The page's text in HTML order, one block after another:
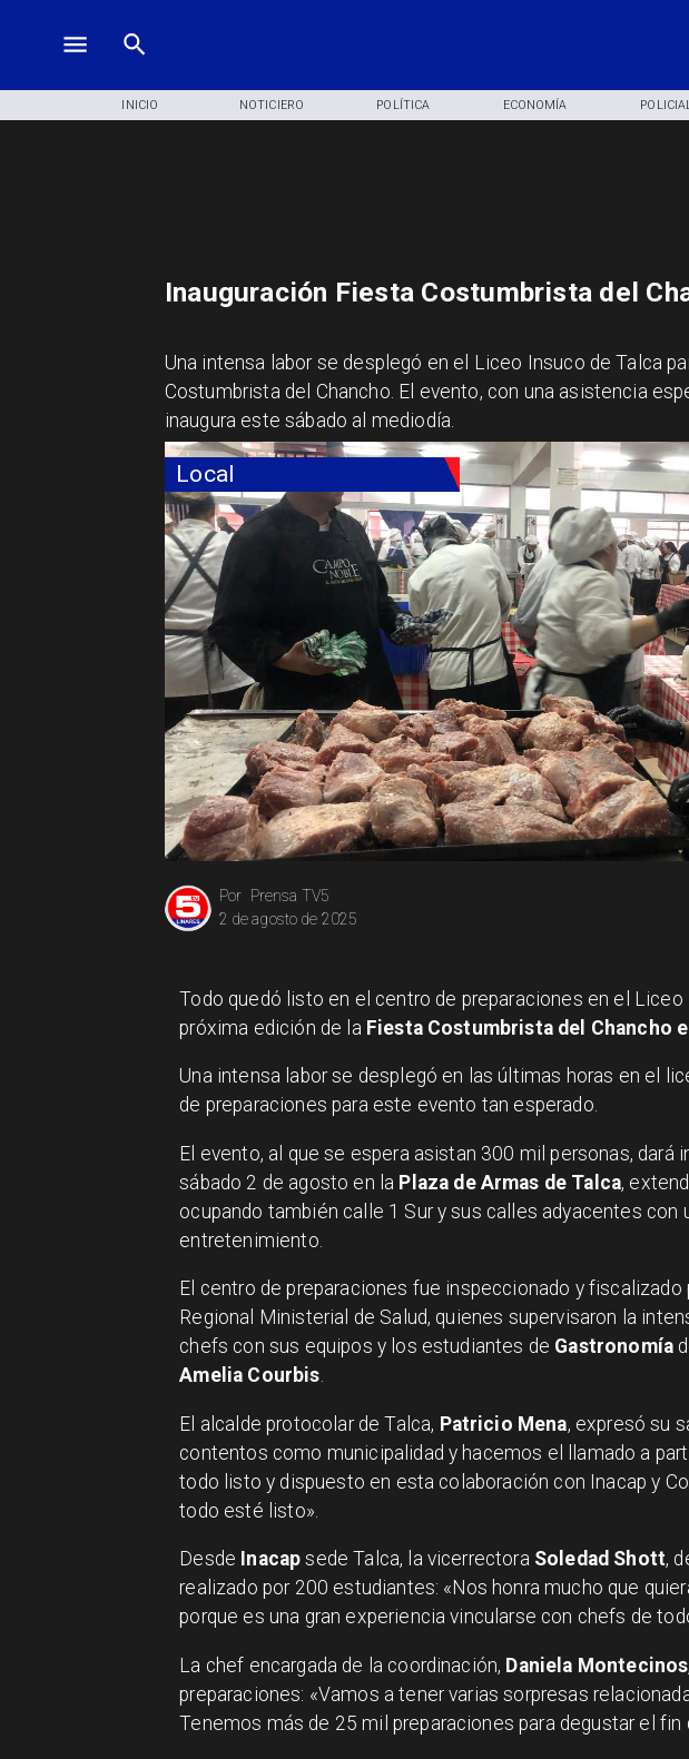
INICIO NOTICIERO POLÍTICA ECONOMÍA POLICIAL
Local
Prensa TV5
Por
2 de agosto de 2025
Inauguración Fiesta Costumbrista del
Una intensa labor se desplegó en el Liceo Insuco de Talca
Costumbrista del Chancho. El evento, con una asistencia
inaugura este sábado al mediodía.
Todo quedó listo en el centro de preparaciones en el Liceo
próxima edición de la Fiesta Costumbrista del Chancho
Una intensa labor se desplegó en las últimas horas en el
de preparaciones para este evento tan esperado.
El evento, al que se espera asistan 300 mil personas, dará
sábado 2 de agosto en la Plaza de Armas de Talca,
ocupando también calle 1 Sur y sus calles adyacentes con
entretenimiento.
El centro de preparaciones fue inspeccionado y
Regional Ministerial de Salud, quienes supervisaron la
chefs con sus equipos y los estudiantes de Gastronomía
Amelia Courbis.
El alcalde protocolar de Talca, Patricio Mena, expresó su
contentos como municipalidad y hacemos el llamado a
todo listo y dispuesto en esta colaboración con Inacap y
todo esté listo».
Desde Inacap sede Talca, la vicerrectora Soledad Shott,
realizado por 200 estudiantes: «Nos honra mucho que
porque es una gran experiencia vincularse con chefs de
La chef encargada de la coordinación, Daniela Montecinos
preparaciones: «Vamos a tener varias sorpresas
Tenemos más de 25 mil preparaciones para degustar el fin